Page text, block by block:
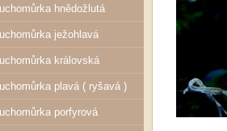
hnědožlutá
ježohlavá
královská
plavá ( ryšavá )
porfyrová